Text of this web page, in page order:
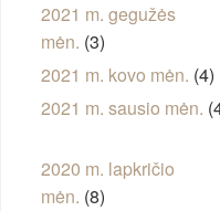
2021 m. gegužės
mėn. (3)
2021 m. kovo mėn. (4)
2021 m. sausio mėn.
2020 m. lapkričio
mėn. (8)